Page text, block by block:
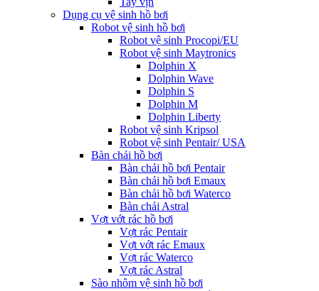
Dụng cụ vệ sinh hồ bơi
Robot vệ sinh hồ bơi
Robot vệ sinh Procopi/EU
Robot vệ sinh Maytronics
Dolphin X
Dolphin Wave
Dolphin S
Dolphin M
Dolphin Liberty
Robot vệ sinh Kripsol
Robot vệ sinh Pentair/ USA
Bàn chải hồ bơi
Bàn chải hồ bơi Pentair
Bàn chải hồ bơi Emaux
Bàn chải hồ bơi Waterco
Bàn chải Astral
Vợt vớt rác hồ bơi
Vợt rác Pentair
Vợt vớt rác Emaux
Vợt rác Waterco
Vợt rác Astral
Sào nhôm vệ sinh hồ bơi